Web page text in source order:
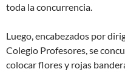
toda la concurrencia.
Luego, encabezados por
Colegio Profesores, se
colocar flores y rojas